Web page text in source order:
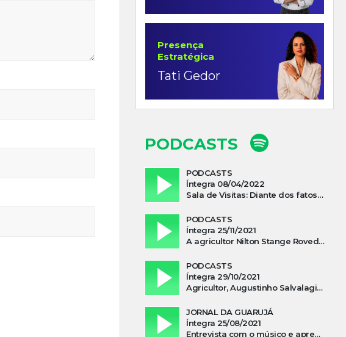
Presença
Estratégica
Tati Gedor
PODCASTS
PODCASTS
Íntegra 08/04/2022
Sala de Visitas: Diante dos fatos que influenciam a economia o que podemos esperar de 2022
PODCASTS
Íntegra 25/11/2021
A agricultor Nilton Stange Roveda, afirma ter recebido ajuda espiritual durante acidente
PODCASTS
Íntegra 29/10/2021
Agricultor, Augustinho Salvalagio, relata sobre aparição do Cavaleiro Negro no Rio das Furnas
JORNAL DA GUARUJÁ
Íntegra 25/08/2021
Entrevista com o músico e apresentador, Lismael Ferrareis, no Cidade e Campo